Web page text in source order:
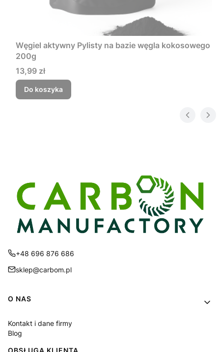
Węgiel aktywny Pylisty na bazie węgla kokosowego
200g
Cena
13,99 zł
Do koszyka
+48 696 876 686
sklep@carbom.pl
Linki w stopce
O NAS
Kontakt i dane firmy
Blog
OBSŁUGA KLIENTA